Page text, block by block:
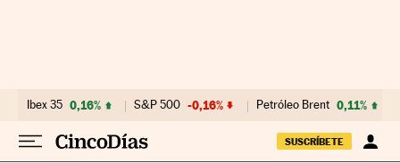
Ibex 35 0,16% S&P 500 -0,16% Petróleo Brent 0,11%
SUSCRÍBETE